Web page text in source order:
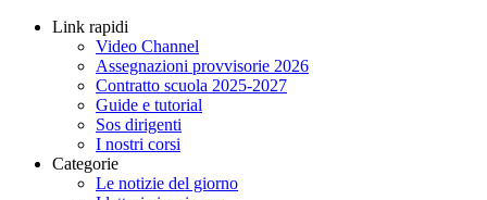
Link rapidi
Video Channel
Assegnazioni provvisorie 2026
Contratto scuola 2025-2027
Guide e tutorial
Sos dirigenti
I nostri corsi
Categorie
Le notizie del giorno